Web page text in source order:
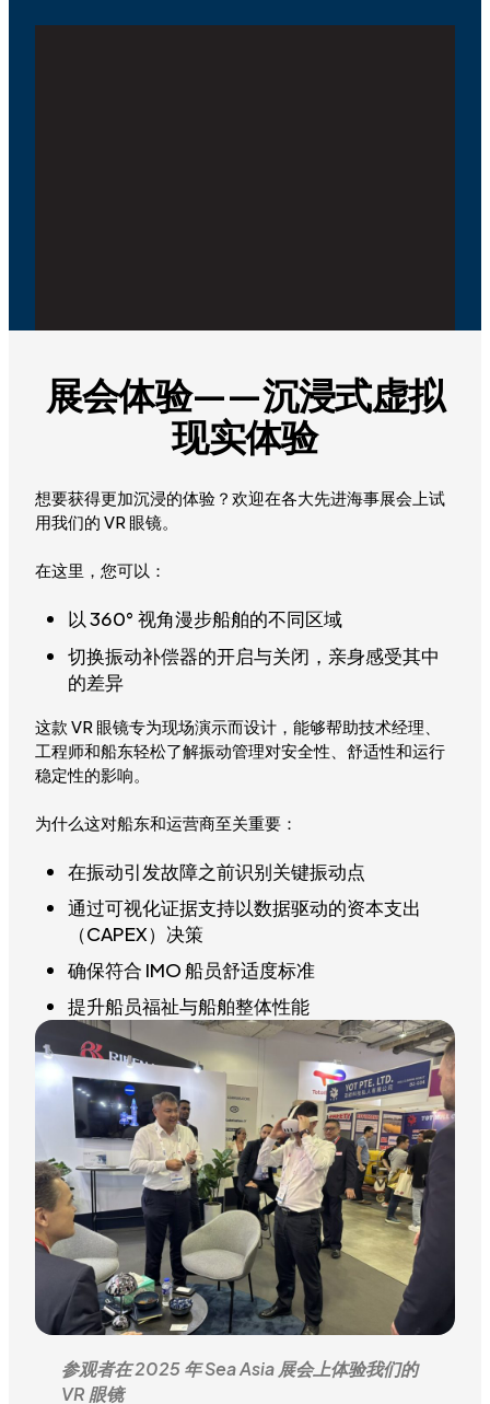
展会体验——沉浸式虚拟
现实体验
想要获得更加沉浸的体验？欢迎在各大先进海事展会上试
用我们的 VR 眼镜。
在这里，您可以：
以 360° 视角漫步船舶的不同区域
切换振动补偿器的开启与关闭，亲身感受其中
的差异
这款 VR 眼镜专为现场演示而设计，能够帮助技术经理、
工程师和船东轻松了解振动管理对安全性、舒适性和运行
稳定性的影响。
为什么这对船东和运营商至关重要：
在振动引发故障之前识别关键振动点
通过可视化证据支持以数据驱动的资本支出
（CAPEX）决策
确保符合 IMO 船员舒适度标准
提升船员福祉与船舶整体性能
参观者在 2025 年 Sea Asia 展会上体验我们的
VR 眼镜